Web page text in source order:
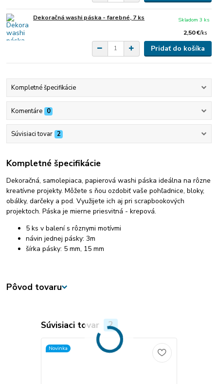
Dekoračná washi páska - farebné, 7 ks
2,50 €/ks
Skladom 3 ks
Pridať do košíka
Kompletné špecifikácie
Komentáre 0
Súvisiaci tovar 2
Kompletné špecifikácie
Dekoračná, samolepiaca, papierová washi páska ideálna na rôzne
kreatívne projekty. Môžete s ňou ozdobiť vaše pohľadnice, bloky,
obálky, darčeky a pod. Využijete ich aj pri scrapbookových
projektoch. Páska je mierne priesvitná - krepová.
5 ks v balení s rôznymi motívmi
návin jednej pásky: 3m
šírka pásky: 5 mm, 15 mm
Pôvod tovaru
Súvisiaci tovar 2
Novinka